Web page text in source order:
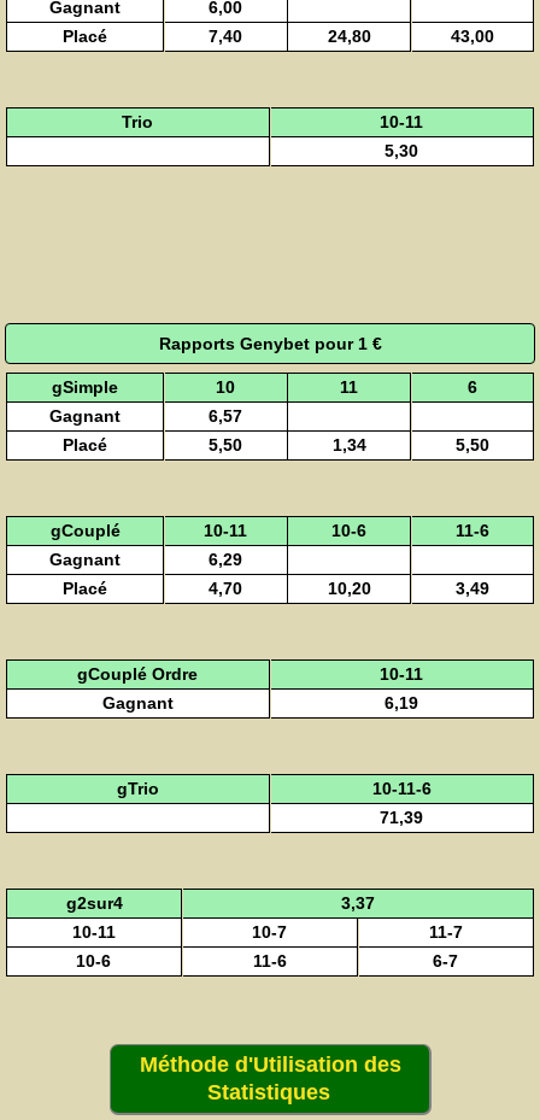
Gagnant
6,00
Placé
7,40 24,80 43,00
Trio
10-11
5,30
Rapports Genybet pour 1 €
gSimple 10 11
6
Gagnant
6,57
Placé
5,50 1,34 5,50
gCouplé 10-11 10-6
11-6
Gagnant
6,29
Placé
4,70 10,20 3,49
gCouplé Ordre
10-11
Gagnant
6,19
gTrio
10-11-6
71,39
g2sur4
3,37
10-11
10-7
11-7
10-6
11-6 6-7
Méthode d'Utilisation des
Statistiques